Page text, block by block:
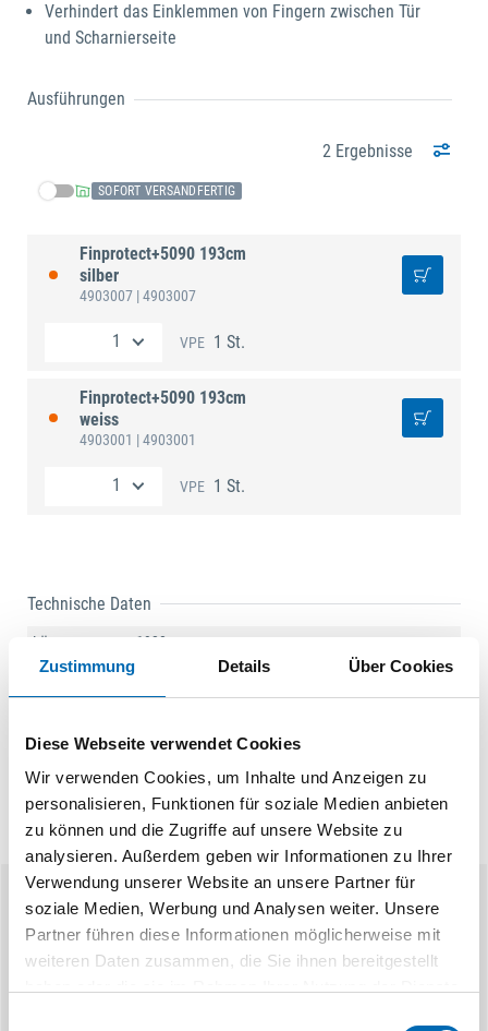
Zustimmung Details Über Cookies
Diese Webseite verwendet Cookies
Wir verwenden Cookies, um Inhalte und Anzeigen zu
personalisieren, Funktionen für soziale Medien anbieten
zu können und die Zugriffe auf unsere Website zu
analysieren. Außerdem geben wir Informationen zu Ihrer
Verwendung unserer Website an unsere Partner für
soziale Medien, Werbung und Analysen weiter. Unsere
Partner führen diese Informationen möglicherweise mit
weiteren Daten zusammen, die Sie ihnen bereitgestellt
Verhindert das Einklemmen von Fingern zwischen Tür
und Scharnierseite
Ausführungen
2 Ergebnisse
SOFORT VERSANDFERTIG
Finprotect+5090 193cm
silber
4903007 | 4903007
VPE 1 St.
Finprotect+5090 193cm
weiss
4903001 | 4903001
VPE 1 St.
Technische Daten
Länge
1930 mm
Produktart
Ähnliche Produkte